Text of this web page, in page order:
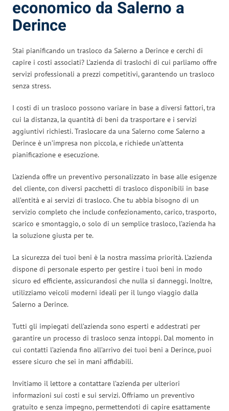
economico da Salerno a
Derince
Stai pianificando un trasloco da Salerno a Derince e cerchi di
capire i costi associati? L’azienda di traslochi di cui parliamo offre
servizi professionali a prezzi competitivi, garantendo un trasloco
senza stress.
I costi di un trasloco possono variare in base a diversi fattori, tra
cui la distanza, la quantità di beni da trasportare e i servizi
aggiuntivi richiesti. Traslocare da una Salerno come Salerno a
Derince è un’impresa non piccola, e richiede un’attenta
pianificazione e esecuzione.
L’azienda offre un preventivo personalizzato in base alle esigenze
del cliente, con diversi pacchetti di trasloco disponibili in base
all’entità e ai servizi di trasloco. Che tu abbia bisogno di un
servizio completo che include confezionamento, carico, trasporto,
scarico e smontaggio, o solo di un semplice trasloco, l’azienda ha
la soluzione giusta per te.
La sicurezza dei tuoi beni è la nostra massima priorità. L’azienda
dispone di personale esperto per gestire i tuoi beni in modo
sicuro ed efficiente, assicurandosi che nulla si danneggi. Inoltre,
utilizziamo veicoli moderni ideali per il lungo viaggio dalla
Salerno a Derince.
Tutti gli impiegati dell’azienda sono esperti e addestrati per
garantire un processo di trasloco senza intoppi. Dal momento in
cui contatti l’azienda fino all’arrivo dei tuoi beni a Derince, puoi
essere sicuro che sei in mani affidabili.
Invitiamo il lettore a contattare l’azienda per ulteriori
informazioni sui costi e sui servizi. Offriamo un preventivo
gratuito e senza impegno, permettendoti di capire esattamente